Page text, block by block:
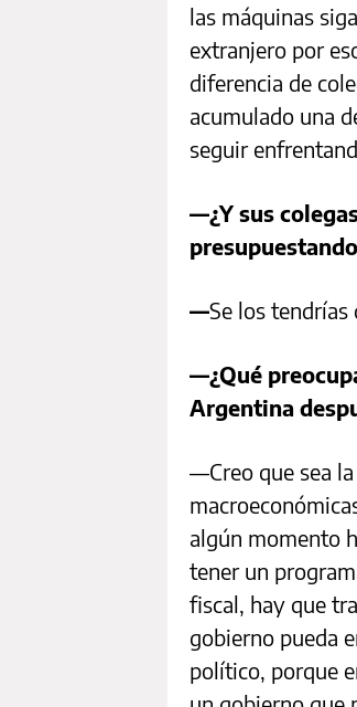
las máquinas
extranjero por
diferencia de
acumulado una
seguir
—¿Y sus
—Se los tendrías
—¿Qué
Argentina
—Creo que sea
algún momento
tener un
fiscal, hay que
gobierno pueda
político, porque